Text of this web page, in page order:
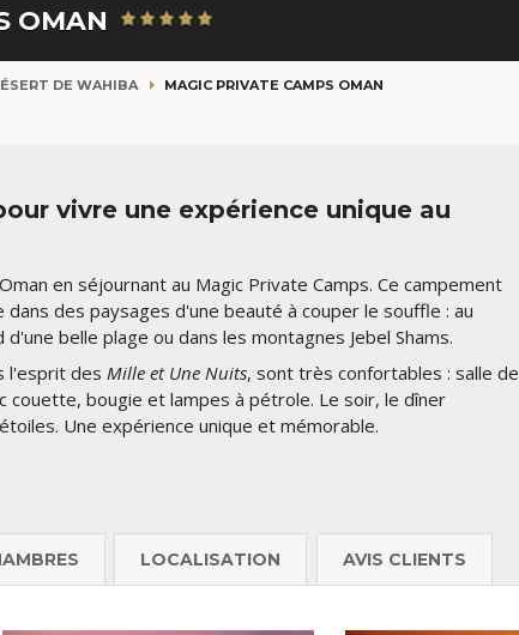
OMAN
DE WAHIBA MAGIC PRIVATE CAMPS OMAN
vivre une expérience unique au
en séjournant au Magic Private Camps. Ce campement
des paysages d'une beauté à couper le souffle : au
belle plage ou dans les montagnes Jebel Shams.
l'esprit des Mille et Une Nuits, sont très confortables : salle de
couette, bougie et lampes à pétrole. Le soir, le dîner
Une expérience unique et mémorable.
LOCALISATION AVIS CLIENTS